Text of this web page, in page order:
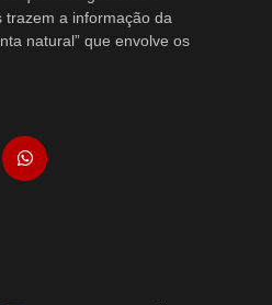
trazem a informação da
natural” que envolve os